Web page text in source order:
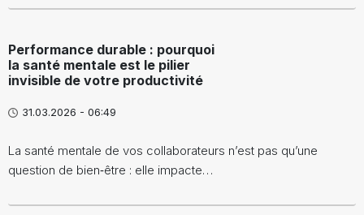
Performance durable : pourquoi
la santé mentale est le pilier
invisible de votre productivité
31.03.2026 - 06:49
La santé mentale de vos collaborateurs n’est pas qu’une
question de bien‑être : elle impacte…